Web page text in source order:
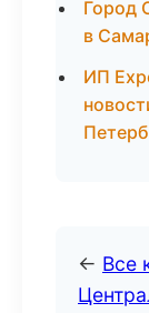
Город
в
ИП
← Все